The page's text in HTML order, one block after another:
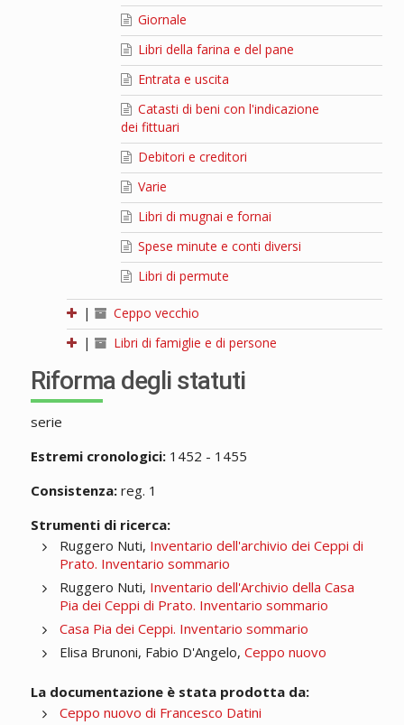
Giornale
Libri della farina e del pane
Entrata e uscita
Catasti di beni con l'indicazione
dei fittuari
Debitori e creditori
Varie
Libri di mugnai e fornai
Spese minute e conti diversi
Libri di permute
|
Ceppo vecchio
|
Libri di famiglie e di persone
Riforma degli statuti
serie
Estremi cronologici:1452 - 1455
Consistenza:reg. 1
Strumenti di ricerca:
Ruggero Nuti, Inventario dell'archivio dei Ceppi di
Prato. Inventario sommario
Ruggero Nuti, Inventario dell'Archivio della Casa
Pia dei Ceppi di Prato. Inventario sommario
Casa Pia dei Ceppi. Inventario sommario
Elisa Brunoni, Fabio D'Angelo, Ceppo nuovo
La documentazione è stata prodotta da:
Ceppo nuovo di Francesco Datini